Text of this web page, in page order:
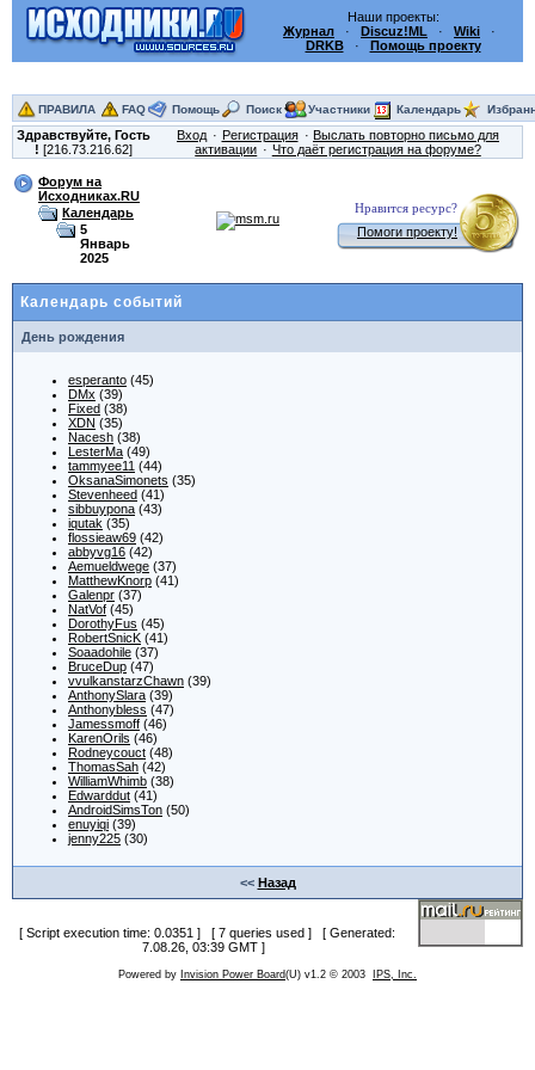
Наши проекты:
Журнал · Discuz!ML · Wiki ·
DRKB· Помощь проекту
ПРАВИЛА FAQ Помощь Поиск Участники Календарь
Здравствуйте, Гость
! [216.73.216.62]
Вход Регистрация
Выслать повторно письмо для
активации
Что даёт регистрация на форуме?
Форум на
Исходниках.RU
Календарь
5
Январь
2025
Нравится ресурс?
Помоги проекту!
Календарь событий
День рождения
esperanto (45)
DMx (39)
Fixed (38)
XDN (35)
Nacesh (38)
LesterMa (49)
tammyee11 (44)
OksanaSimonets (35)
Stevenheed (41)
sibbuypona (43)
iqutak (35)
flossieaw69 (42)
abbyvg16 (42)
Aemueldwege (37)
MatthewKnorp (41)
Galenpr (37)
NatVof (45)
DorothyFus (45)
RobertSnicK (41)
Soaadohile (37)
BruceDup (47)
vvulkanstarzChawn (39)
AnthonySlara (39)
Anthonybless (47)
Jamessmoff (46)
KarenOrils (46)
Rodneycouct (48)
ThomasSah (42)
WilliamWhimb (38)
Edwarddut (41)
AndroidSimsTon (50)
enuyiqi (39)
jenny225 (30)
<< Назад
[ Script execution time: 0.0351 ] [ 7 queries used ] [ Generated:
7.08.26, 03:39 GMT ]
Powered by Invision Power Board(U) v1.2 © 2003 IPS, Inc.